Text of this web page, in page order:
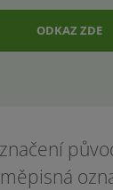
ODKAZ ZDE